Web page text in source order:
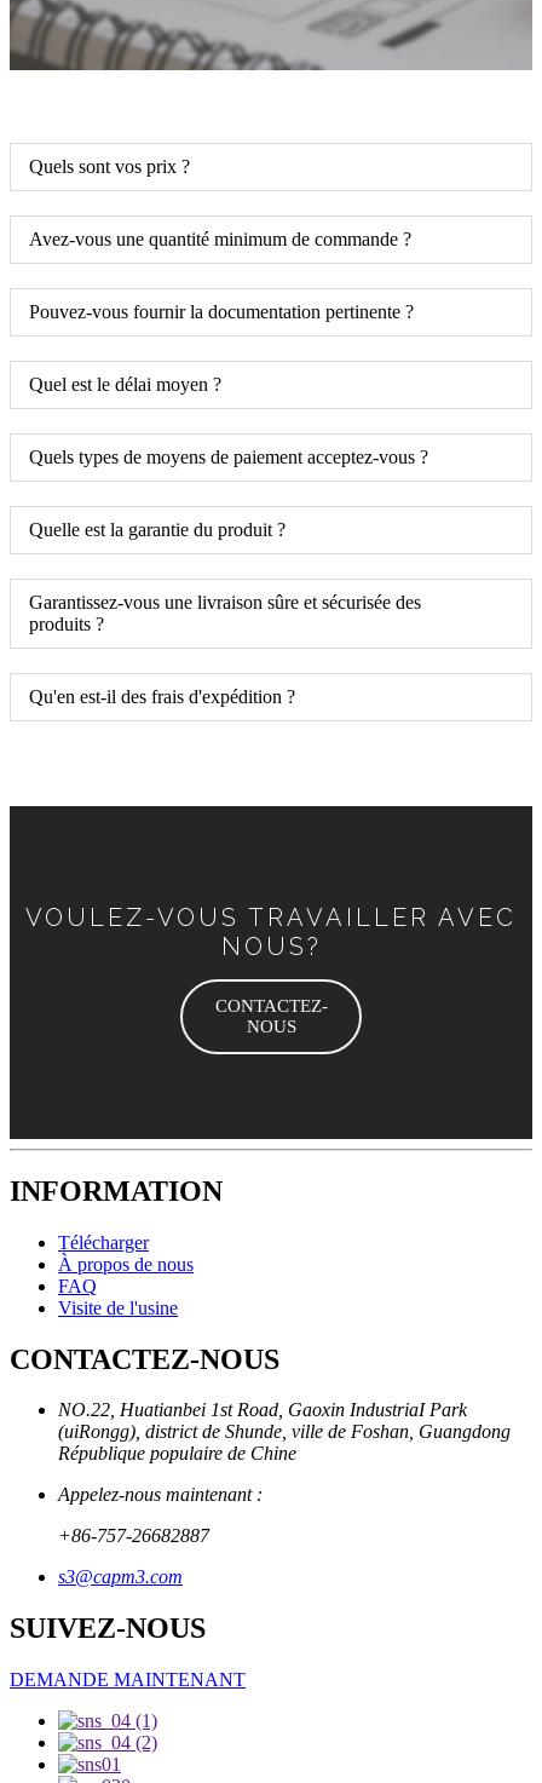
Quels sont vos prix ?
Avez-vous une quantité minimum de commande ?
Pouvez-vous fournir la documentation pertinente ?
Quel est le délai moyen ?
Quels types de moyens de paiement acceptez-vous ?
Quelle est la garantie du produit ?
Garantissez-vous une livraison sûre et sécurisée des
produits ?
Qu'en est-il des frais d'expédition ?
VOULEZ-VOUS TRAVAILLER AVEC
NOUS?
CONTACTEZ-
NOUS
INFORMATION
Télécharger
À propos de nous
FAQ
Visite de l'usine
CONTACTEZ-NOUS
NO.22, Huatianbei 1st Road, Gaoxin IndustriaI Park
(uiRongg), district de Shunde, ville de Foshan, Guangdong
République populaire de Chine
Appelez-nous maintenant :
+86-757-26682887
s3@capm3.com
SUIVEZ-NOUS
DEMANDE MAINTENANT